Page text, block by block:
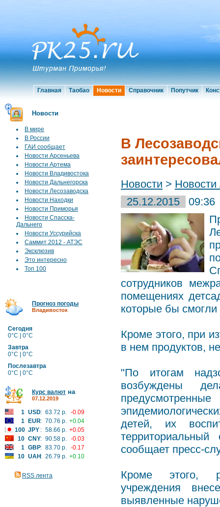
Главная Таобао Новости Справочник Попутчик
Новости
В мире
В России
ГАИ сообщает
Новости Арсеньева
Новости Артема
Новости Владивостока
Новости Дальнегорска
Новости Лесозаводска
Новости Находки
Новости Приморья
Новости Спасска-
Дальнего
Новости Уссурийска
Саммит 2012 - АТЭС
Эксклюзив
Это интересно
Топ 100
Прогноз погоды
Владивосток
Сегодня
0°C | 0°C
Завтра
0°C | 0°C
Послезавтра
0°C | 0°C
Курс валют на
07.12.2019
1 USD: 63.72 р. -0.09
1
EUR: 70.76 р. +0.04
100 JPY : 58.66 р. +0.05
10 CNY: 90.58 р. -0.03
1 GBP: 83.70 р. -0.17
10 UAH: 26.79 р. +0.10
RSS лента
В
Новости > Новости
25.12.2015
09:36
сотрудников
помещениях
которые бы смогли
Кроме этого, при
в нем продуктов,
"По итогам
возбуждены
детей, их
сообщает пресс-
Кроме этого,
учреждения
выявленные